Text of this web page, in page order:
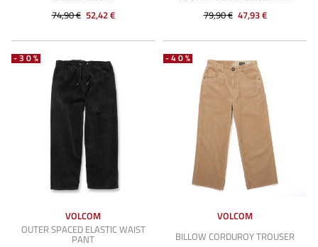
74,90 € 52,42 €
79,90 € 47,93 €
-30%
VOLCOM
OUTER SPACED ELASTIC WAIST
PANT
-40%
VOLCOM
BILLOW CORDUROY TROUSER